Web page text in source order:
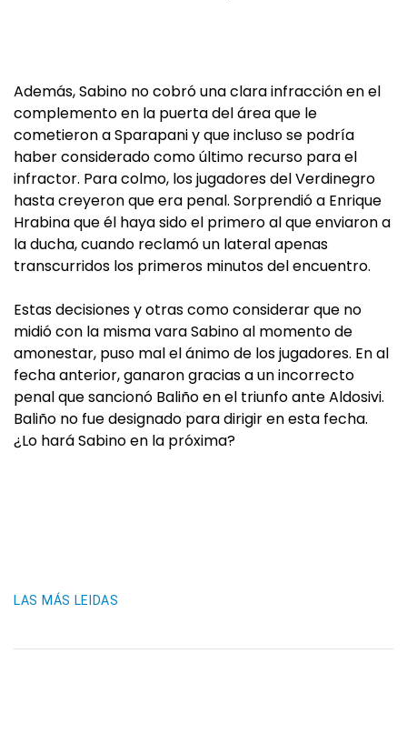
Además, Sabino no cobró una clara infracción en el
complemento en la puerta del área que le
cometieron a Sparapani y que incluso se podría
haber considerado como último recurso para el
infractor. Para colmo, los jugadores del Verdinegro
hasta creyeron que era penal. Sorprendió a Enrique
Hrabina que él haya sido el primero al que enviaron a
la ducha, cuando reclamó un lateral apenas
transcurridos los primeros minutos del encuentro.
Estas decisiones y otras como considerar que no
midió con la misma vara Sabino al momento de
amonestar, puso mal el ánimo de los jugadores. En al
fecha anterior, ganaron gracias a un incorrecto
penal que sancionó Baliño en el triunfo ante Aldosivi.
Baliño no fue designado para dirigir en esta fecha.
¿Lo hará Sabino en la próxima?
LAS MÁS LEIDAS